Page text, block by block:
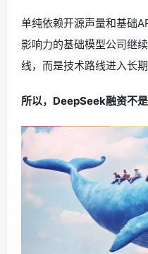
单纯依赖开源声量和基础
影响力的基础模型公司继
线，而是技术路线进入长
所以，DeepSeek融资不是